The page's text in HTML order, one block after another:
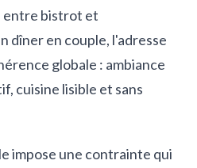
entre bistrot et
dîner en couple, l'adresse
globale : ambiance
cuisine lisible et sans
impose une contrainte qui